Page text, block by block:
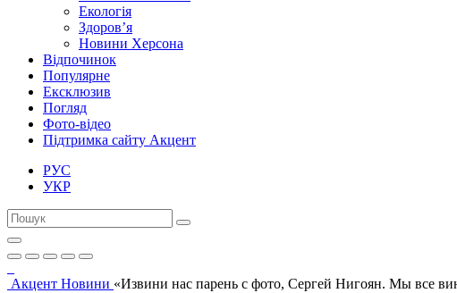
Екологія
Здоров’я
Новини Херсона
Відпочинок
Популярне
Ексклюзив
Погляд
Фото-відео
Підтримка сайту Акцент
РУС
УКР
Акцент Новини «Извини нас парень с фото, Сергей Нигоян. Мы все